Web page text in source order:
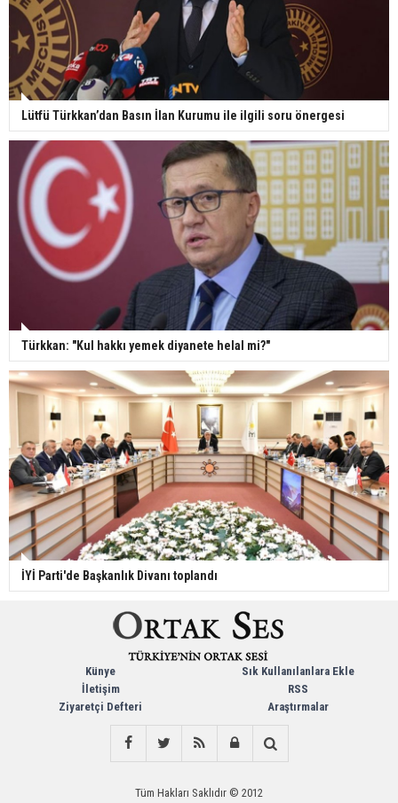
Lütfü Türkkan’dan Basın İlan Kurumu ile ilgili soru önergesi
Türkkan: "Kul hakkı yemek diyanete helal mi?"
İYİ Parti'de Başkanlık Divanı toplandı
Künye
İletişim
Ziyaretçi Defteri
Sık Kullanılanlara Ekle
RSS
Araştırmalar
Tüm Hakları Saklıdır © 2012